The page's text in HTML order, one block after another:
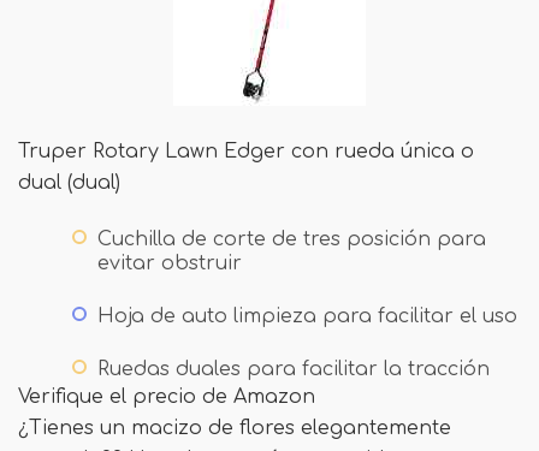
Truper Rotary Lawn Edger con rueda única o
dual (dual)
Cuchilla de corte de tres posición para
evitar obstruir
Hoja de auto limpieza para facilitar el uso
Ruedas duales para facilitar la tracción
Verifique el precio de Amazon
¿Tienes un macizo de flores elegantemente